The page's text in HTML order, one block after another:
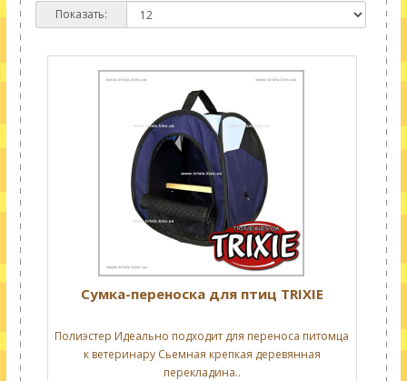
Показать:
Сумка-переноска для птиц TRIXIE
Полиэстер Идеально подходит для переноса питомца
к ветеринару Сьемная крепкая деревянная
перекладина..